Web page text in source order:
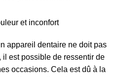
et inconfort
appareil dentaire ne doit pas
il est possible de ressentir de
occasions. Cela est dû à la